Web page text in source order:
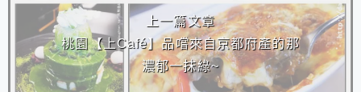
上一篇文章
桃園【上Café】品嚐來自京都府產的那
濃郁一抹綠~